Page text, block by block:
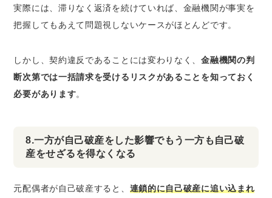
実際には、滞りなく返済を続けていれば、金融機関が事実を
把握してもあえて問題視しないケースがほとんどです。
しかし、契約違反であることには変わりなく、金融機関の判
断次第では一括請求を受けるリスクがあることを知っておく
必要があります。
8.一方が自己破産をした影響でもう一方も自己破
産をせざるを得なくなる
元配偶者が自己破産すると、 連鎖的に自己破産に追い込まれ